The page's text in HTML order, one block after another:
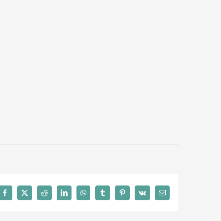
Facebook
X Reddit LinkedInWhatsAppTumblrPinterest
Vk Email